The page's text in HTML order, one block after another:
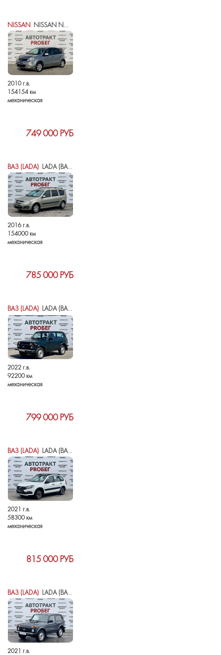
NISSAN NISSAN NOTE I РЕСТАЙЛИНГ
2010 г.в.
154154 км
механическая
749 000 РУБ
ВАЗ (LADA) LADA (ВАЗ) LARGUS I
2016 г.в.
154000 км
механическая
785 000 РУБ
ВАЗ (LADA) LADA (ВАЗ) NIVA LEGEND I
2022 г.в.
92200 км
механическая
799 000 РУБ
ВАЗ (LADA) LADA (ВАЗ) GRANTA I РЕСТАЙЛИНГ
2021 г.в.
58300 км
механическая
815 000 РУБ
ВАЗ (LADA) LADA (ВАЗ) 2121 (4X4) I РЕСТАЙЛИНГ (2020)
2021 г.в.